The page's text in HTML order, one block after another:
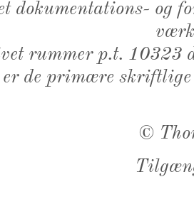
dokumentations- og
rummer p.t. 10323
er de primære
©